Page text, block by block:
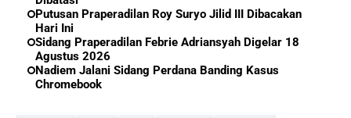
Putusan Praperadilan Roy Suryo Jilid III Dibacakan
Hari Ini
Sidang Praperadilan Febrie Adriansyah Digelar 18
Agustus 2026
Nadiem Jalani Sidang Perdana Banding Kasus
Chromebook